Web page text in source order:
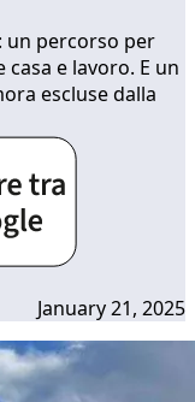
un percorso per
e lavoro. E un
escluse dalla
January 21, 2025